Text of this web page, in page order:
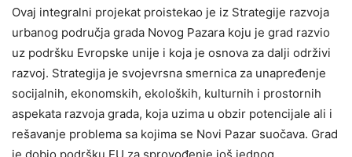
Ovaj integralni projekat proistekao je iz Strategije razvoja
urbanog područja grada Novog Pazara koju je grad razvio
uz podršku Evropske unije i koja je osnova za dalji održivi
razvoj. Strategija je svojevrsna smernica za unapređenje
socijalnih, ekonomskih, ekoloških, kulturnih i prostornih
aspekata razvoja grada, koja uzima u obzir potencijale ali i
rešavanje problema sa kojima se Novi Pazar suočava. Grad